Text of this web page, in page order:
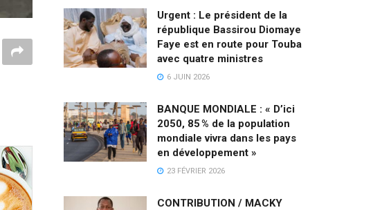
Urgent : Le président de la
république Bassirou Diomaye
Faye est en route pour Touba
avec quatre ministres
6 JUIN 2026
BANQUE MONDIALE : « D’ici
2050, 85 % de la population
mondiale vivra dans les pays
en développement »
23 FÉVRIER 2026
CONTRIBUTION / MACKY